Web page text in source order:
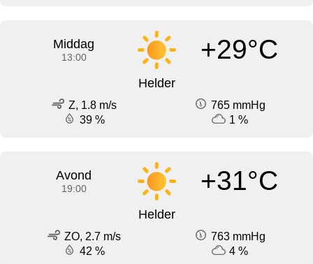
Middag
13:00 +29°C
Helder
Z, 1.8 m/s
765 mmHg
39 %
1 %
Avond
19:00 +31°C
Helder
ZO, 2.7 m/s
763 mmHg
42 %
4 %